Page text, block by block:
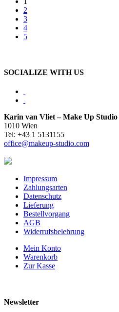
2
3
4
5
SOCIALIZE WITH US
Karin van Vliet – Make Up Studio
1010 Wien
Tel: +43 1 5131155
office@makeup-studio.com
Impressum
Zahlungsarten
Datenschutz
Lieferung
Bestellvorgang
AGB
Widerrufsbelehrung
Mein Konto
Warenkorb
Zur Kasse
Newsletter